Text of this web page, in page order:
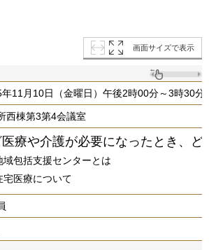
画面サイズで表示
11月10日（金曜日）午後2時00分～3時30分
西棟第3第4会議室
医療や介護が必要になったとき、ど
域包括支援センターとは
宅医療について